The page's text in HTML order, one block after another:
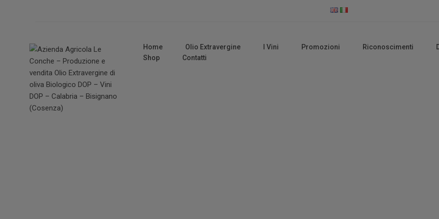
Home Olio Extravergine I Vini Promozioni Riconoscimenti
Shop
Contatti